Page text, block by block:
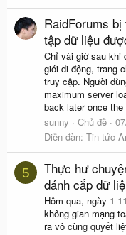
RaidForums
tập dữ liệu
Chỉ vài giờ sau khi
giới di động, trang
truy cập. Người
maximum server
back later once
sunny
Chủ đề
Diễn đàn: Tin tức
5
Thực hư
đánh cắp dữ
Hôm qua, ngày 1-
không gian mạng
ra vô cùng quyết